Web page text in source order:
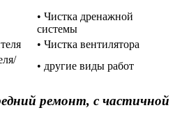
• Чистка дренажной
системы
• Чистка вентилятора
• другие виды работ
ремонт, с частичной